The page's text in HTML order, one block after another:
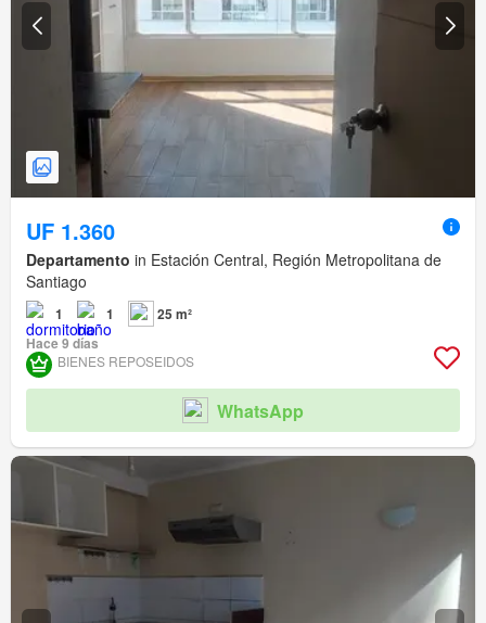
UF 1.360
Departamento in Estación Central, Región Metropolitana de
Santiago
1 1
25 m²
Hace 9 días
BIENES REPOSEIDOS
WhatsApp